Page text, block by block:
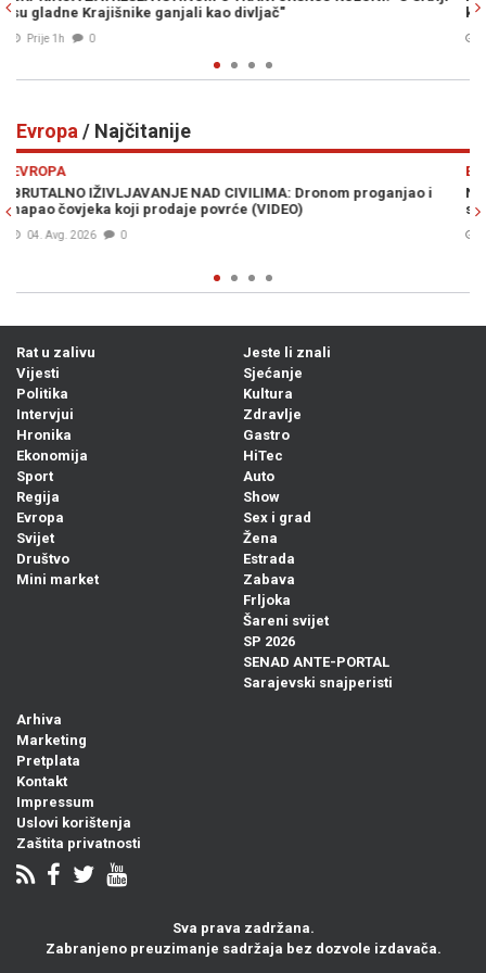
katastrofalan scenario u ratu sa Iranom
Prije 2h
Evropa / Najčitanije
i
NOVA ODLUKA KREMLJA IZAZVALA HAOS U RUSIJI: Građani u
strahu masovno rasprodaju imovinu i bježe iz zemlje
05. Avg. 2026
Rat u zalivu
Vijesti
Politika
Intervjui
Hronika
Ekonomija
Sport
Regija
Evropa
Svijet
Društvo
Mini market
Jeste li znali
Sjećanje
Kultura
Zdravlje
Gastro
HiTec
Auto
Show
Sex i grad
Žena
Estrada
Zabava
Frljoka
Šareni svijet
SP 2026
SENAD ANTE-PORTAL
Sarajevski snajperisti
Arhiva
Marketing
Pretplata
Kontakt
Impressum
Uslovi korištenja
Zaštita privatnosti
Sva prava zadržana.
Zabranjeno preuzimanje sadržaja bez dozvole izdavača.